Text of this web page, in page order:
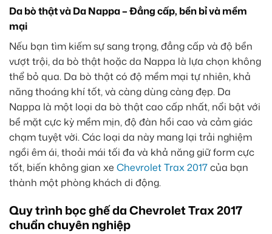
Da bò thật và Da Nappa – Đẳng cấp, bền bỉ và mềm
mại
Nếu bạn tìm kiếm sự sang trọng, đẳng cấp và độ bền
vượt trội, da bò thật hoặc da Nappa là lựa chọn không
thể bỏ qua. Da bò thật có độ mềm mại tự nhiên, khả
năng thoáng khí tốt, và càng dùng càng đẹp. Da
Nappa là một loại da bò thật cao cấp nhất, nổi bật với
bề mặt cực kỳ mềm mịn, độ đàn hồi cao và cảm giác
chạm tuyệt vời. Các loại da này mang lại trải nghiệm
ngồi êm ái, thoải mái tối đa và khả năng giữ form cực
tốt, biến không gian xe Chevrolet Trax 2017của bạn
thành một phòng khách di động.
Quy trình bọc ghế da Chevrolet Trax 2017
chuẩn chuyên nghiệp